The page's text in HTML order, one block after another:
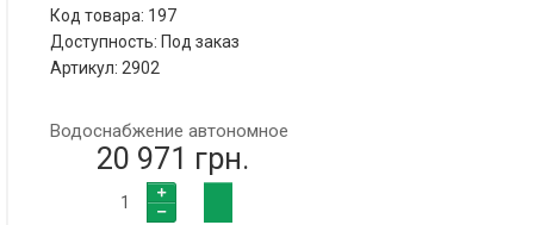
Код товара: 197
Доступность: Под заказ
Артикул: 2902
Водоснабжение автономное
20 971 грн.